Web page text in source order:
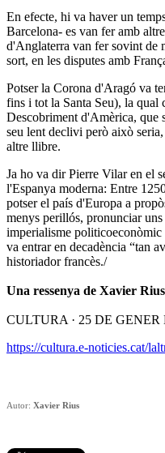
En efecte, hi va haver un
Barcelona- es van fer amb
d'Anglaterra van fer sovint de
sort, en les disputes amb
Potser la Corona d'Aragó va
fins i tot la Santa Seu), la qual
Descobriment d'Amèrica, que
seu lent declivi però això
altre llibre.
Ja ho va dir Pierre Vilar en el
l'Espanya moderna: Entre
potser el país d'Europa a
menys perillós, pronunciar uns
imperialisme politicoeconòmic
va entrar en decadència “tan
historiador francès./
Una ressenya de Xavier Rius
CULTURA · 25 DE GENER
https://cultura.e-noticies.cat/
Autor: Xavier Rius